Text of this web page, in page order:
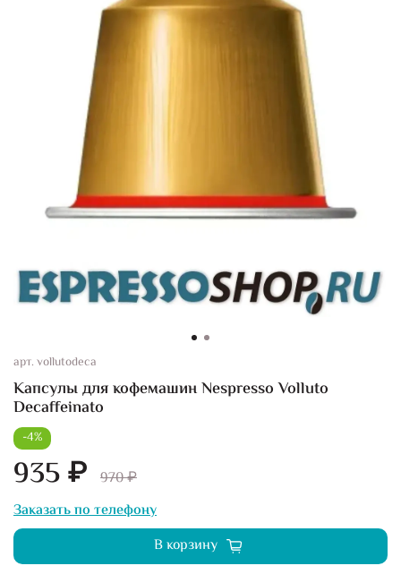
арт.vollutodeca
Капсулы для кофемашин Nespresso Volluto
Decaffeinato
-4%
935 ₽ 970 ₽
Заказать по телефону
В корзину